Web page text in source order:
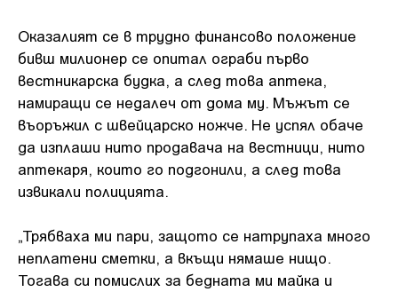
Оказалият се в трудно финансово положение
бивш милионер се опитал ограби първо
вестникарска будка, а след това аптека,
намиращи се недалеч от дома му. Мъжът се
въоръжил с швейцарско ножче. Не успял обаче
да изплаши нито продавача на вестници, нито
аптекаря, които го подгонили, а след това
извикали полицията.
„Трябваха ми пари, защото се натрупаха много
неплатени сметки, а вкъщи нямаше нищо.
Тогава си помислих за бедната ми майка и